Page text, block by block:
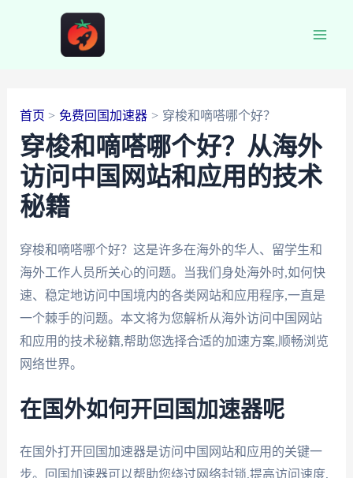
首页 免费回国加速器 穿梭和嘀嗒哪个好？
穿梭和嘀嗒哪个好？从海外
访问中国网站和应用的技术
秘籍
穿梭和嘀嗒哪个好？这是许多在海外的华人、留学生和
海外工作人员所关心的问题。当我们身处海外时,如何快
速、稳定地访问中国境内的各类网站和应用程序,一直是
一个棘手的问题。本文将为您解析从海外访问中国网站
和应用的技术秘籍,帮助您选择合适的加速方案,顺畅浏览
网络世界。
在国外如何开回国加速器呢
在国外打开回国加速器是访问中国网站和应用的关键一
步。回国加速器可以帮助您绕过网络封锁,提高访问速度,